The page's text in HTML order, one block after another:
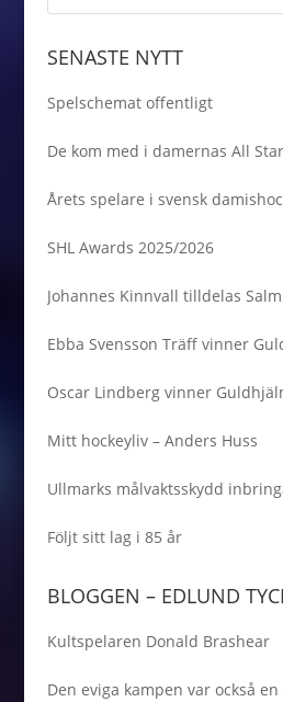
SENASTE NYTT
Spelschemat offentligt
De kom med i damernas All
Årets spelare i svensk
SHL Awards 2025/2026
Johannes Kinnvall tilldelas
Ebba Svensson Träff vinner
Oscar Lindberg vinner
Mitt hockeyliv – Anders Huss
Ullmarks målvaktsskydd
Följt sitt lag i 85 år
BLOGGEN – EDLUND
Kultspelaren Donald Brashear
Den eviga kampen var också